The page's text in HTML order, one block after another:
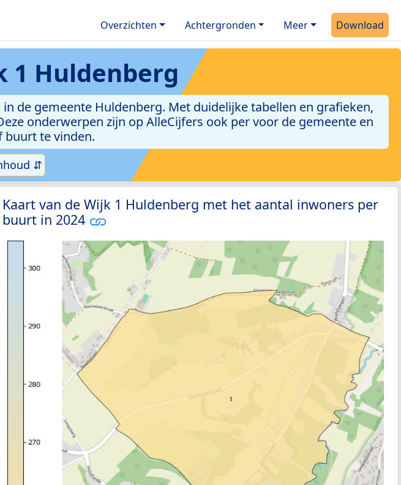
Overzichten Achtergronden Meer Download
1 Huldenberg
de gemeente Huldenberg. Met duidelijke tabellen en grafieken,
onderwerpen zijn op AlleCijfers ook per voor de gemeente en
buurt te vinden.
⇵
Kaart van de Wijk 1 Huldenberg met het aantal inwoners per
buurt in 2024